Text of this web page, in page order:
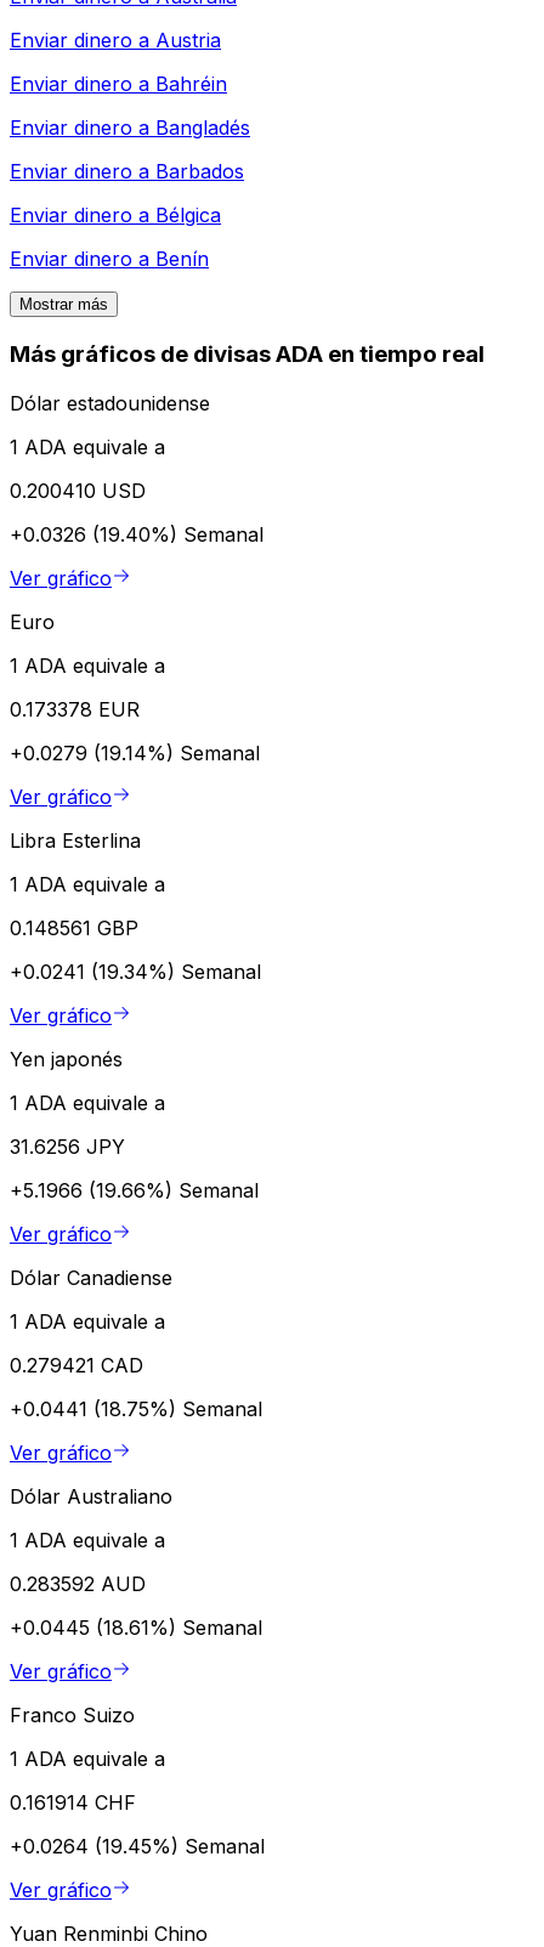
Enviar dinero a Austria
Enviar dinero a Bahréin
Enviar dinero a Bangladés
Enviar dinero a Barbados
Enviar dinero a Bélgica
Enviar dinero a Benín
Mostrar más
Más gráficos de divisas ADA en tiempo real
Dólar estadounidense
1 ADA equivale a
0.200410 USD
+0.0326 (19.40%) Semanal
Ver gráfico
Euro
1 ADA equivale a
0.173378 EUR
+0.0279 (19.14%) Semanal
Ver gráfico
Libra Esterlina
1 ADA equivale a
0.148561 GBP
+0.0241 (19.34%) Semanal
Ver gráfico
Yen japonés
1 ADA equivale a
31.6256 JPY
+5.1966 (19.66%) Semanal
Ver gráfico
Dólar Canadiense
1 ADA equivale a
0.279421 CAD
+0.0441 (18.75%) Semanal
Ver gráfico
Dólar Australiano
1 ADA equivale a
0.283592 AUD
+0.0445 (18.61%) Semanal
Ver gráfico
Franco Suizo
1 ADA equivale a
0.161914 CHF
+0.0264 (19.45%) Semanal
Ver gráfico
Yuan Renminbi Chino